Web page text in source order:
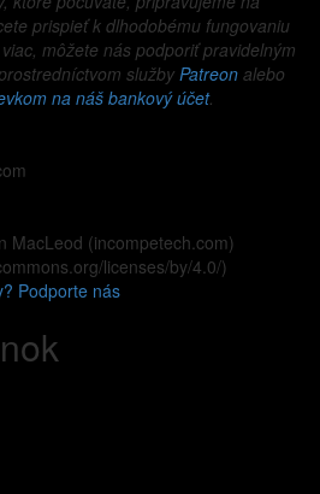
prispieť k dlhodobému fungovaniu
môžete nás podporiť pravidelným
služby Patreon alebo
na náš bankový účet.
MacLeod (incompetech.com)
licenses/by/4.0/)
Podporte nás